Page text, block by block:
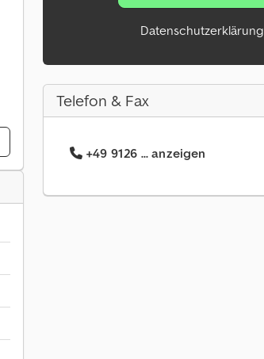
Datenschutzerklärung
Telefon & Fax
+49 9126 ... anzeigen